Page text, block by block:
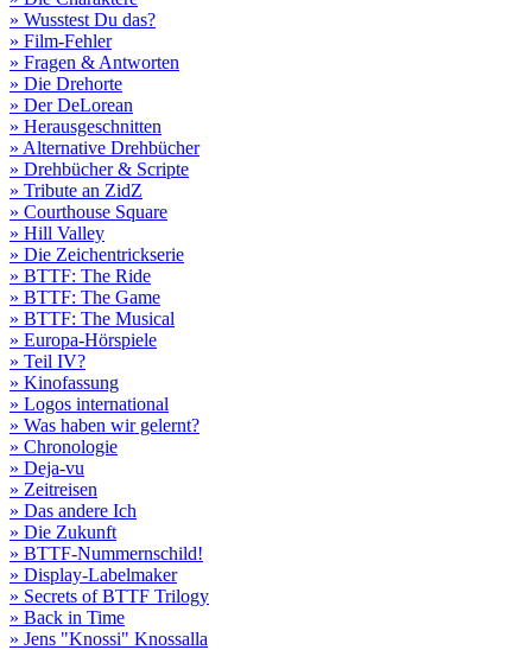
» Wusstest Du das?
» Film-Fehler
» Fragen & Antworten
» Die Drehorte
» Der DeLorean
» Herausgeschnitten
» Alternative Drehbücher
» Drehbücher & Scripte
» Tribute an ZidZ
» Courthouse Square
» Hill Valley
» Die Zeichentrickserie
» BTTF: The Ride
» BTTF: The Game
» BTTF: The Musical
» Europa-Hörspiele
» Teil IV?
» Kinofassung
» Logos international
» Was haben wir gelernt?
» Chronologie
» Deja-vu
» Zeitreisen
» Das andere Ich
» Die Zukunft
» BTTF-Nummernschild!
» Display-Labelmaker
» Secrets of BTTF Trilogy
» Back in Time
» Jens "Knossi" Knossalla